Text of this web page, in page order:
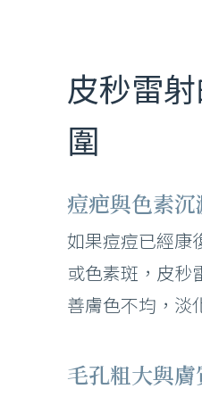
皮秒雷
圍
痘疤與色素沉
如果痘痘已經康
或色素斑，皮秒
善膚色不均，淡
毛孔粗大與